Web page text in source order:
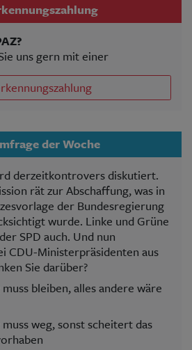
uns gern mit einer
der Woche
derzeitkontrovers diskutiert.
rät zur Abschaffung, was in
der Bundesregierung
wurde. Linke und Grüne
SPD auch. Und nun
CDU-Ministerpräsidenten aus
Sie darüber?
bleiben, alles andere wäre
weg, sonst scheitert das